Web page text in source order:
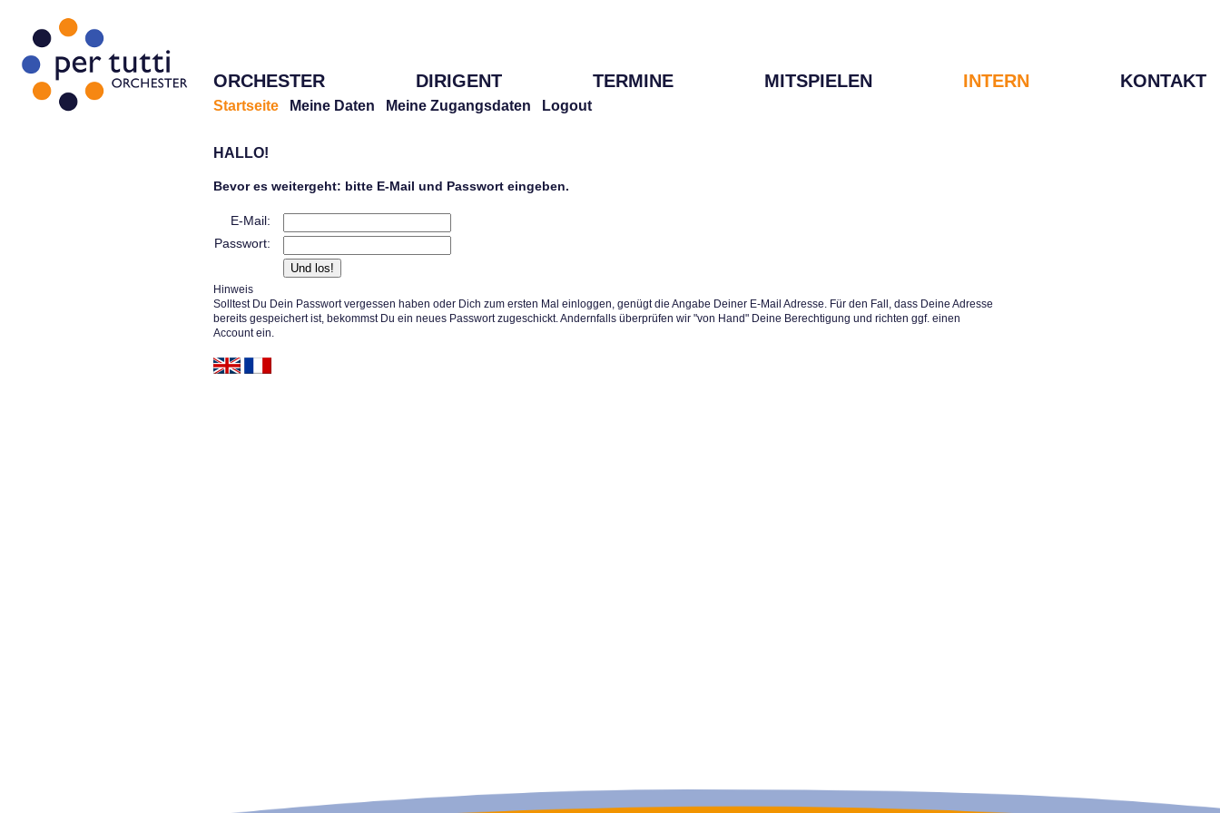
ORCHESTER DIRIGENT TERMINE MITSPIELEN INTERN KONTAKT
Startseite Meine Daten Meine Zugangsdaten Logout
HALLO!
Bevor es weitergeht: bitte E-Mail und Passwort eingeben.
E-Mail:
Passwort:
Hinweis
Solltest Du Dein Passwort vergessen haben oder Dich zum ersten Mal einloggen, genügt die Angabe Deiner E-Mail Adresse. Für den Fall, dass Deine Adresse
bereits gespeichert ist, bekommst Du ein neues Passwort zugeschickt. Andernfalls überprüfen wir "von Hand" Deine Berechtigung und richten ggf. einen
Account ein.